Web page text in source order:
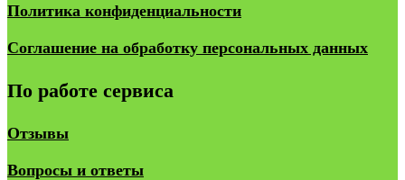
Политика конфиденциальности
Соглашение на обработку персональных данных
По работе сервиса
Отзывы
Вопросы и ответы